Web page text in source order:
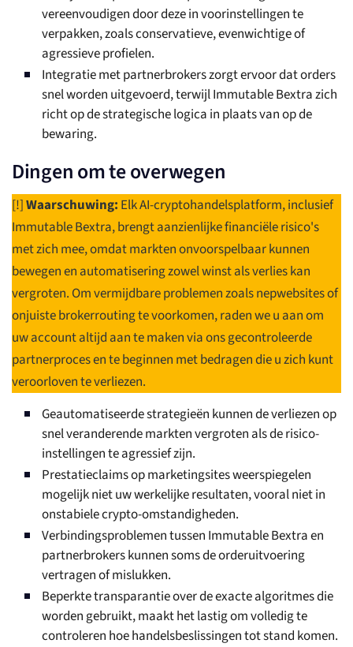
vereenvoudigen door deze in voorinstellingen te
verpakken, zoals conservatieve, evenwichtige of
agressieve profielen.
Integratie met partnerbrokers zorgt ervoor dat orders
snel worden uitgevoerd, terwijl Immutable Bextra zich
richt op de strategische logica in plaats van op de
bewaring.
Dingen om te overwegen
[!]Waarschuwing: Elk AI-cryptohandelsplatform, inclusief
Immutable Bextra, brengt aanzienlijke financiële risico's
met zich mee, omdat markten onvoorspelbaar kunnen
bewegen en automatisering zowel winst als verlies kan
vergroten. Om vermijdbare problemen zoals nepwebsites of
onjuiste brokerrouting te voorkomen, raden we u aan om
uw account altijd aan te maken via ons gecontroleerde
partnerproces en te beginnen met bedragen die u zich kunt
veroorloven te verliezen.
Geautomatiseerde strategieën kunnen de verliezen op
snel veranderende markten vergroten als de risico-
instellingen te agressief zijn.
Prestatieclaims op marketingsites weerspiegelen
mogelijk niet uw werkelijke resultaten, vooral niet in
onstabiele crypto-omstandigheden.
Verbindingsproblemen tussen Immutable Bextra en
partnerbrokers kunnen soms de orderuitvoering
vertragen of mislukken.
Beperkte transparantie over de exacte algoritmes die
worden gebruikt, maakt het lastig om volledig te
controleren hoe handelsbeslissingen tot stand komen.